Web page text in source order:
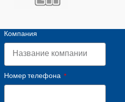
Компания
Номер телефона